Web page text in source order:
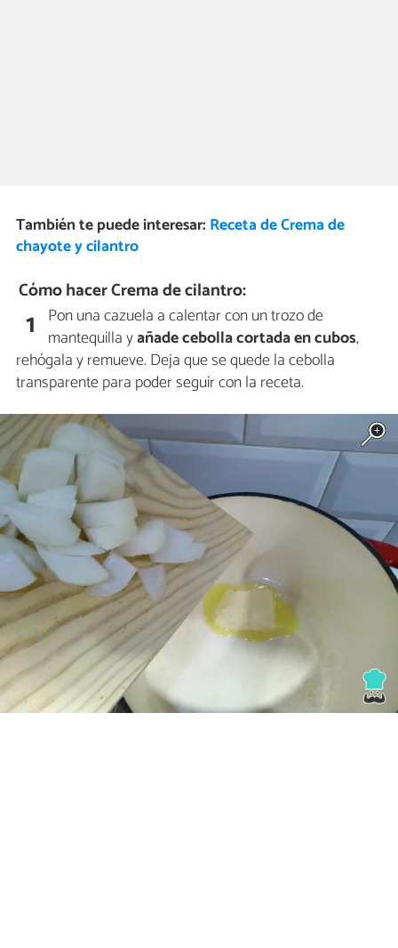
También te puede interesar: Receta de Crema de
chayote y cilantro
Cómo hacer Crema de cilantro:
1 Pon una cazuela a calentar con un trozo de
mantequilla yañade cebolla cortada en cubos,
rehógala y remueve. Deja que se quede la cebolla
transparente para poder seguir con la receta.